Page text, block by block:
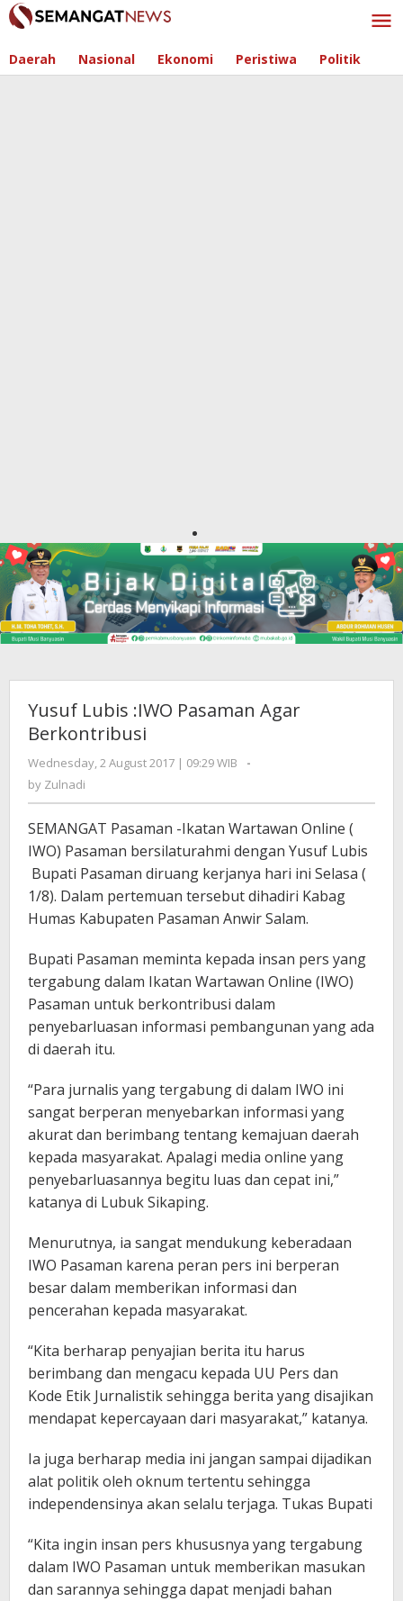
Skip
to
Daerah Nasional Ekonomi Peristiwa Politik
Yusuf Lubis :IWO Pasaman Agar
Berkontribusi
Wednesday, 2 August 2017 | 09:29 WIB
by
-
by Zulnadi
SEMANGAT Pasaman -Ikatan Wartawan Online (
IWO) Pasaman bersilaturahmi dengan Yusuf Lubis
Bupati Pasaman diruang kerjanya hari ini Selasa (
1/8). Dalam pertemuan tersebut dihadiri Kabag
Humas Kabupaten Pasaman Anwir Salam.
Bupati Pasaman meminta kepada insan pers yang
tergabung dalam Ikatan Wartawan Online (IWO)
Pasaman untuk berkontribusi dalam
penyebarluasan informasi pembangunan yang ada
di daerah itu.
“Para jurnalis yang tergabung di dalam IWO ini
sangat berperan menyebarkan informasi yang
akurat dan berimbang tentang kemajuan daerah
kepada masyarakat. Apalagi media online yang
penyebarluasannya begitu luas dan cepat ini,”
katanya di Lubuk Sikaping.
Menurutnya, ia sangat mendukung keberadaan
IWO Pasaman karena peran pers ini berperan
besar dalam memberikan informasi dan
pencerahan kepada masyarakat.
“Kita berharap penyajian berita itu harus
berimbang dan mengacu kepada UU Pers dan
Kode Etik Jurnalistik sehingga berita yang disajikan
mendapat kepercayaan dari masyarakat,” katanya.
Ia juga berharap media ini jangan sampai dijadikan
alat politik oleh oknum tertentu sehingga
independensinya akan selalu terjaga. Tukas Bupati
“Kita ingin insan pers khususnya yang tergabung
dalam IWO Pasaman untuk memberikan masukan
dan sarannya sehingga dapat menjadi bahan